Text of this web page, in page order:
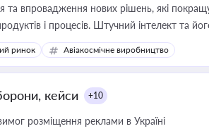
та впровадження нових рішень, які
і процесів. Штучний інтелект та
ринок Авіакосмічне виробництво
кейси +10
розміщення реклами в Україні